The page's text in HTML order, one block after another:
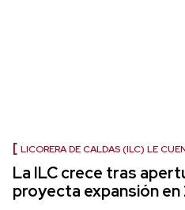
LICORERA DE CALDAS (ILC) LE
La ILC crece tras
proyecta expansión